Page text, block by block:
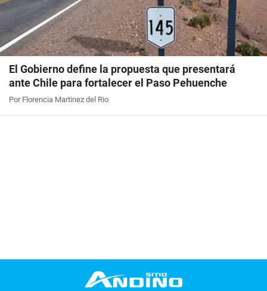
El Gobierno define la propuesta que presentará
ante Chile para fortalecer el Paso Pehuenche
Por Florencia Martinez del Rio